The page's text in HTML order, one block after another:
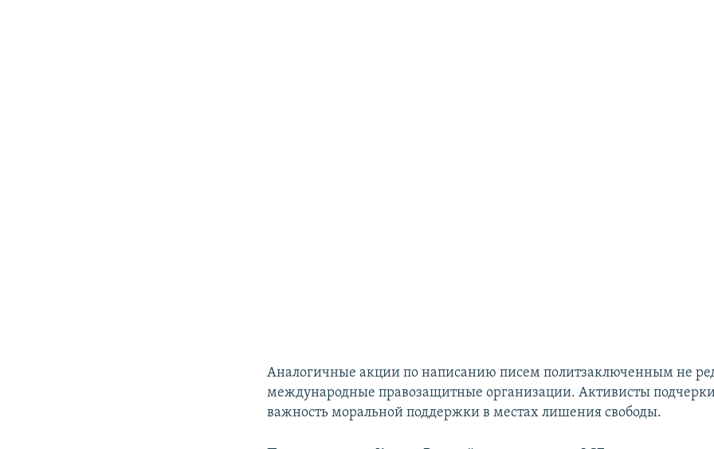
​Аналогичные акции по написанию писем политзаключенным не
международные правозащитные организации. Активисты
важность моральной поддержки в местах лишения свободы.